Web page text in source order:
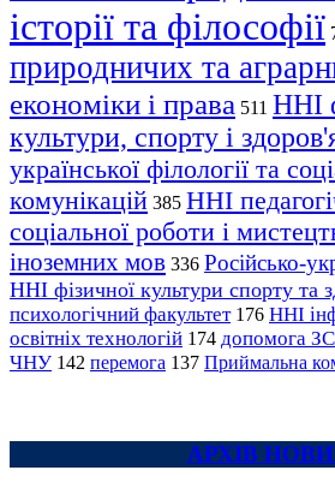
історії та філософії
природничих та
економіки і права 511 ННІ
культури, спорту і
української філології та
комунікацій 385 ННІ
соціальної роботи і
іноземних мов 336 Російсько-
ННІ фізичної культури спорту та
психологічний факультет 176 ННІ
освітніх технологій 174 допомога
ЧНУ 142 перемога 137 Приймальна
АРХІВ